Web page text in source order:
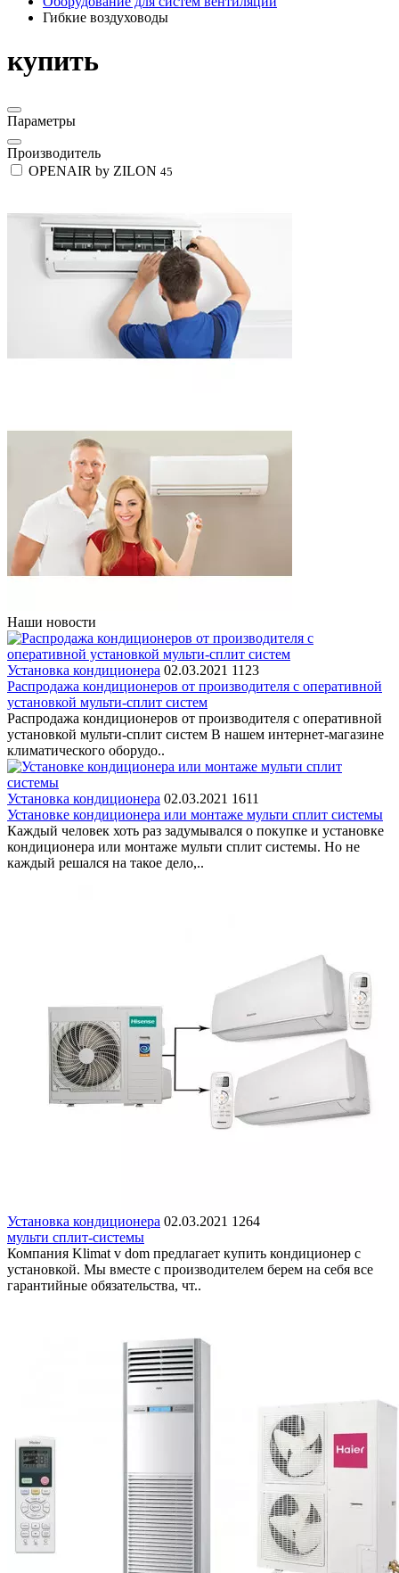
Гибкие воздуховоды
купить
Параметры
Производитель
OPENAIR by ZILON 45
Наши новости
Установка кондиционера 02.03.2021 1123
Распродажа кондиционеров от производителя с оперативной
установкой мульти-сплит систем
Распродажа кондиционеров от производителя с оперативной
установкой мульти-сплит систем В нашем интернет-магазине
климатического оборудо..
Установка кондиционера 02.03.2021 1611
Установке кондиционера или монтаже мульти сплит системы
Каждый человек хоть раз задумывался о покупке и установке
кондиционера или монтаже мульти сплит системы. Но не
каждый решался на такое дело,..
Установка кондиционера 02.03.2021 1264
мульти сплит-системы
Компания Klimat v dom предлагает купить кондиционер с
установкой. Мы вместе с производителем берем на себя все
гарантийные обязательства, чт..